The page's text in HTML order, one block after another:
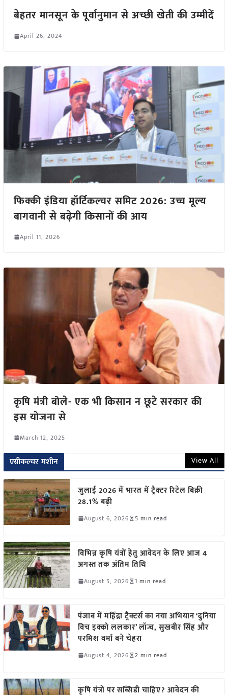
बेहतर मानसून के पूर्वानुमान से अच्छी खेती की उम्मीदें
April 26, 2024
फिक्की इंडिया हॉर्टिकल्चर समिट 2026: उच्च मूल्य
बागवानी से बढ़ेगी किसानों की आय
April 11, 2026
कृषि मंत्री बोले- एक भी किसान न छूटे सरकार की
इस योजना से
March 12, 2025
एग्रीकल्चर मशीन View All
जुलाई 2026 में भारत में ट्रैक्टर रिटेल बिक्री
28.1% बढ़ी
August 6, 2026 5 min read
विभिन्न कृषि यंत्रों हेतु आवेदन के लिए आज 4
अगस्त तक अंतिम तिथि
August 5, 2026 1 min read
पंजाब में महिंद्रा ट्रैक्टर्स का नया अभियान ‘दुनिया
विच इक्को ललकार’ लॉन्च, सुखबीर सिंह और
परमिश वर्मा बने चेहरा
August 4, 2026 2 min read
कृषि यंत्रों पर सब्सिडी चाहिए? आवेदन की